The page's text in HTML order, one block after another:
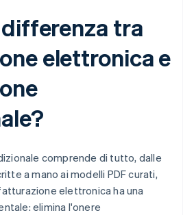
differenza tra
elettronica e
comprende di tutto, dalle
a mano ai modelli PDF curati,
elettronica ha una
elimina l'onere